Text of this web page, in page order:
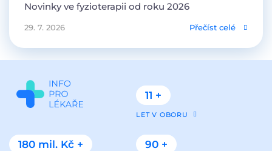
Novinky ve fyzioterapii od roku 2026
29. 7. 2026 Přečíst celé
11 +
LET V OBORU
180 mil. Kč + 90 +